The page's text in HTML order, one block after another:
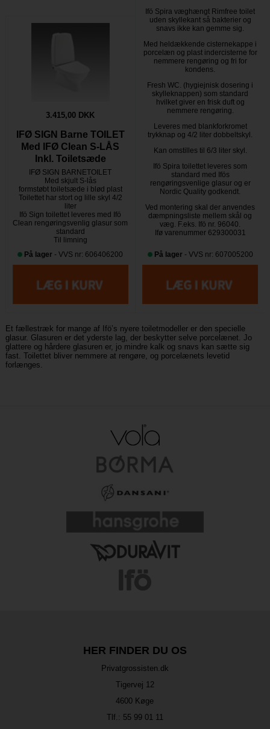
3.415,00 DKK
IFØ SIGN Barne TOILET
Med IFØ Clean S-LÅS
Inkl. Toiletsæde
IFØ SIGN BARNETOILET
Med skjult S-lås
formstøbt toiletsæde i blød plast
Toilettet har stort og lille skyl 4/2
liter
Ifö Sign toilettet leveres med Ifö
Clean rengøringsvenlig glasur som
standard
Til limning
På lager - VVS nr: 606406200
Ifö Spira væghængt Rimfree toilet
uden skyllekant så bakterier og
snavs ikke kan gemme sig.
Med heldækkende cisternekappe i
porcelæn og plast indercisterne for
nemmere rengøring og fri for
kondens.
Fresh WC. (hygiejnisk dosering i
skylleknappen) som standard
hvilket giver en frisk duft og
nemmere rengøring.
Leveres med blankforkromet
trykknap og 4/2 liter dobbeltskyl.
Kan omstilles til 6/3 liter skyl.
Ifö Spira toilettet leveres som
standard med Ifös
rengøringsvenlige glasur og er
Nordic Quality godkendt.
Ved montering skal der anvendes
dæmpningsliste mellem skål og
væg. F.eks. Ifö nr. 96040.
Ifø varenummer 629300031
På lager- VVS nr: 607005200
Et fællestræk for mange af Ifö’s nyere toiletmodeller er den specielle
glasur. Glasuren er det yderste lag, der beskytter selve porcelænet. Jo
glattere og hårdere glasuren er, jo mindre kalk og snavs kan sætte sig
fast. Toilettet bliver nemmere at rengøre, og porcelænets levetid
forlænges.
HER FINDER DU OS
Privatgrossisten.dk
Tigervej 12
4600 Køge
Tlf.: 55 99 01 11